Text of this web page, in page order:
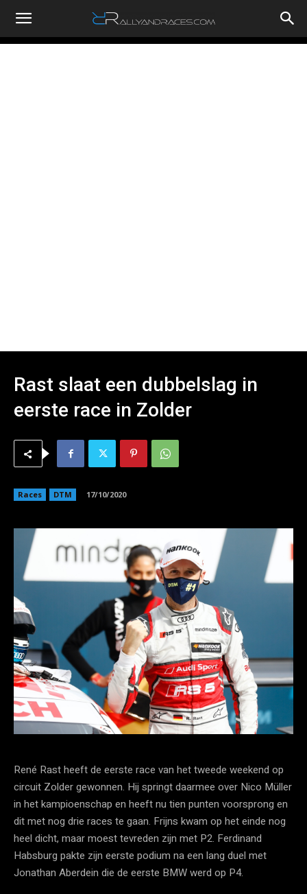
RallyandRaces.com
Rast slaat een dubbelslag in
eerste race in Zolder
Races DTM 17/10/2020
René Rast heeft de eerste race van het tweede weekend op
circuit Zolder gewonnen. Hij springt daarmee over Nico Müller
in het kampioenschap en heeft nu tien punten voorsprong en
dit met nog drie races te gaan. Frijns kwam op het einde nog
heel dicht, maar moest tevreden zijn met P2. Ferdinand
Habsburg pakte zijn eerste podium na een lang duel met
Jonathan Aberdein die de eerste BMW werd op P4.